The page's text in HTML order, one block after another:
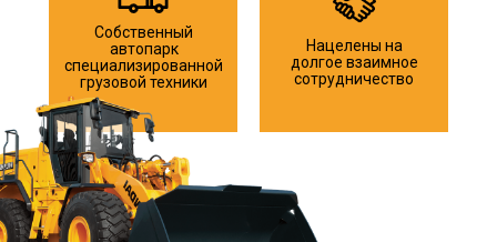
Нацелены на
долгое взаимное
сотрудничество
Собственный
автопарк
специализированной
грузовой техники